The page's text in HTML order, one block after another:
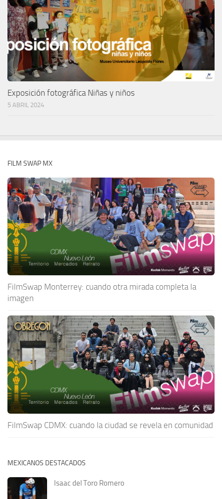
Exposición fotográfica Niñas y niños
5 ABRIL 2024
FILM SWAP MX
FilmSwap Monterrey: cuando otra mirada completa la
imagen
FilmSwap CDMX: cuando la ciudad se revela en comunidad
MEXICANOS DESTACADOS
Isaac del Toro Romero